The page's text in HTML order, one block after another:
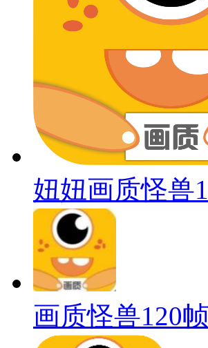
妞妞画质怪兽
画质怪兽120